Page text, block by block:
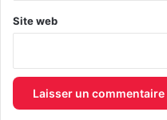
Site web